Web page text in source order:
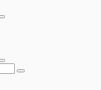
Suche
Suche
Suche